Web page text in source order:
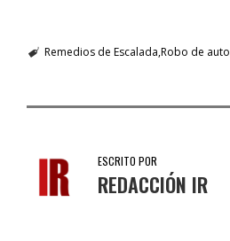
Remedios de Escalada Robo de auto
ESCRITO POR
REDACCIÓN IR